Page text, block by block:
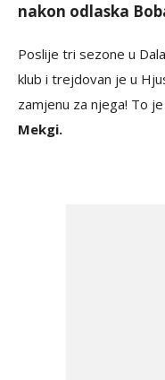
nakon odlaska
Poslije tri sezone u
klub i trejdovan je u
zamjenu za njega! To
Mekgi.